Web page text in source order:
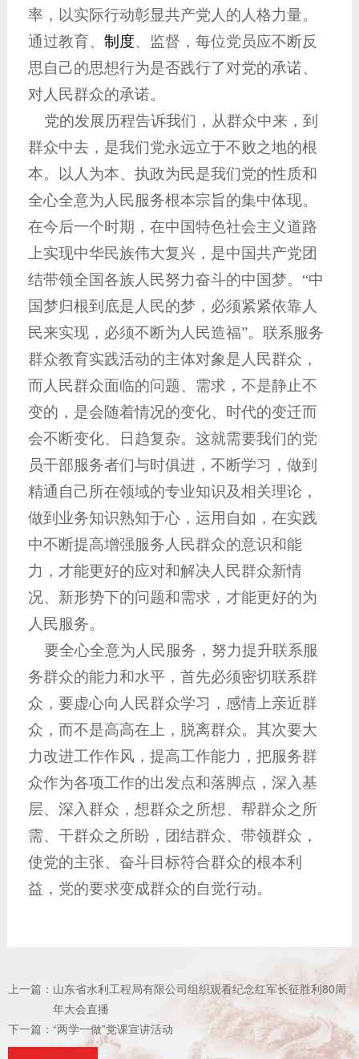
率，以实际行动彰显共产党人的人格力量。
通过教育、 制度、监督，每位党员应不断反
思自己的思想行为是否践行了对党的承诺、
对人民群众的承诺。
党的发展历程告诉我们，从群众中来，到
群众中去，是我们党永远立于不败之地的根
本。以人为本、执政为民是我们党的性质和
全心全意为人民服务根本宗旨的集中体现。
在今后一个时期，在中国特色社会主义道路
上实现中华民族伟大复兴，是中国共产党团
结带领全国各族人民努力奋斗的中国梦。“中
国梦归根到底是人民的梦，必须紧紧依靠人
民来实现，必须不断为人民造福”。联系服务
群众教育实践活动的主体对象是人民群众，
而人民群众面临的问题、需求，不是静止不
变的，是会随着情况的变化、时代的变迁而
会不断变化、日趋复杂。这就需要我们的党
员干部服务者们与时俱进，不断学习，做到
精通自己所在领域的专业知识及相关理论，
做到业务知识熟知于心，运用自如，在实践
中不断提高增强服务人民群众的意识和能
力，才能更好的应对和解决人民群众新情
况、新形势下的问题和需求，才能更好的为
人民服务。
要全心全意为人民服务，努力提升联系服
务群众的能力和水平，首先必须密切联系群
众，要虚心向人民群众学习，感情上亲近群
众，而不是高高在上，脱离群众。其次要大
力改进工作作风，提高工作能力，把服务群
众作为各项工作的出发点和落脚点，深入基
层、深入群众，想群众之所想、帮群众之所
需、干群众之所盼，团结群众、带领群众，
使党的主张、奋斗目标符合群众的根本利
益，党的要求变成群众的自觉行动。
上一篇： 山东省水利工程局有限公司组织观看纪念红军长征胜利80周
年大会直播
下一篇： “两学一做”党课宣讲活动